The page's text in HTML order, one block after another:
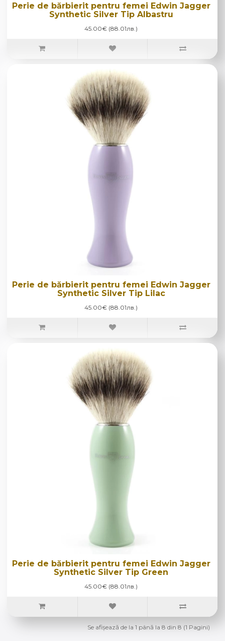
Perie de bărbierit pentru femei Edwin Jagger
Synthetic Silver Tip Albastru
45.00€ (88.01лв.)
Perie de bărbierit pentru femei Edwin Jagger
Synthetic Silver Tip Lilac
45.00€ (88.01лв.)
Perie de bărbierit pentru femei Edwin Jagger
Synthetic Silver Tip Green
45.00€ (88.01лв.)
Se afişează de la 1 până la 8 din 8 (1 Pagini)